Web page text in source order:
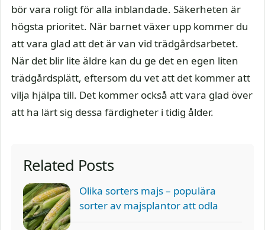
bör vara roligt för alla inblandade. Säkerheten är
högsta prioritet. När barnet växer upp kommer du
att vara glad att det är van vid trädgårdsarbetet.
När det blir lite äldre kan du ge det en egen liten
trädgårdsplätt, eftersom du vet att det kommer att
vilja hjälpa till. Det kommer också att vara glad över
att ha lärt sig dessa färdigheter i tidig ålder.
Related Posts
Olika sorters majs – populära
sorter av majsplantor att odla